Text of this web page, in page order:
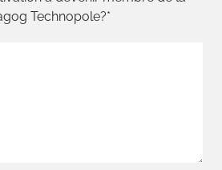
Technopole?*